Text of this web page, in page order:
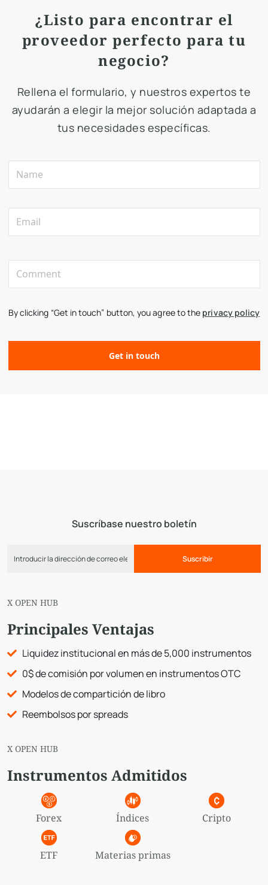
¿Listo para encontrar el
proveedor perfecto para tu
negocio?
Rellena el formulario, y nuestros expertos te
ayudarán a elegir la mejor solución adaptada a
tus necesidades específicas.
By clicking “Get in touch” button, you agree to the privacy policy
Suscríbase nuestro boletín
Suscribir
X OPEN HUB
Principales Ventajas
Liquidez institucional en más de 5,000 instrumentos
0$ de comisión por volumen en instrumentos OTC
Modelos de compartición de libro
Reembolsos por spreads
X OPEN HUB
Instrumentos Admitidos
Forex Índices Cripto
ETF Materias primas